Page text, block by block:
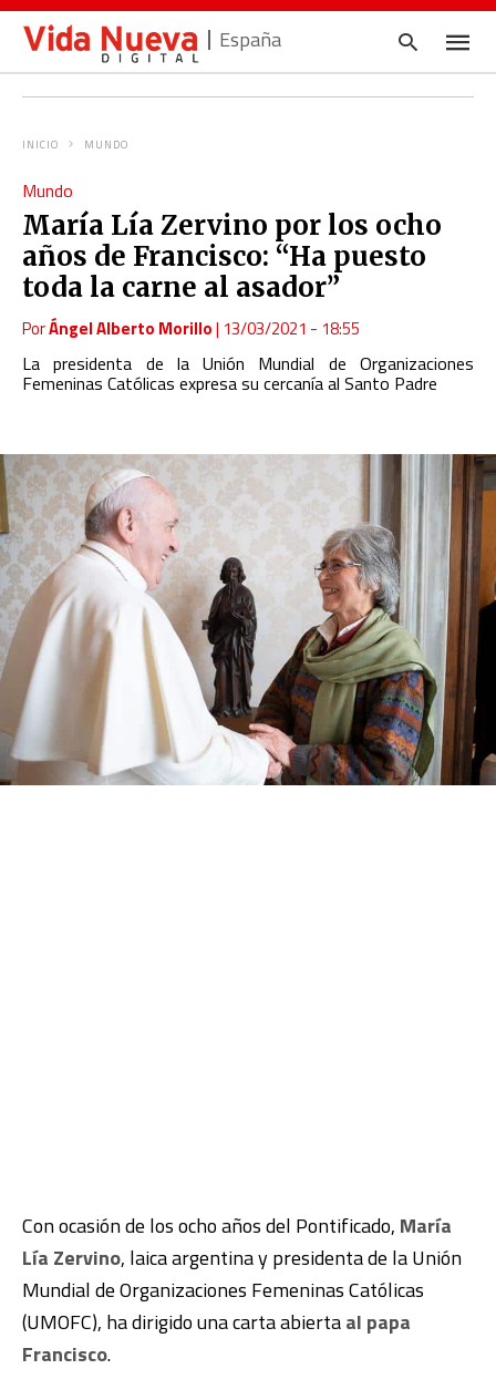
España
INICIO MUNDO
Mundo
María Lía Zervino por los ocho
años de Francisco: “Ha puesto
toda la carne al asador”
PorÁngel Alberto Morillo| 13/03/2021 - 18:55
La presidenta de la Unión Mundial de Organizaciones
Femeninas Católicas expresa su cercanía al Santo Padre
Con ocasión de los ocho años del Pontificado, María
Lía Zervino, laica argentina y presidenta de la Unión
Mundial de Organizaciones Femeninas Católicas
(UMOFC), ha dirigido una carta abiertaal papa
Francisco.